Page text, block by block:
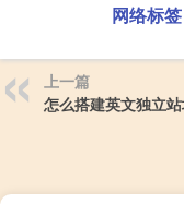
网络标签
上一篇
怎么搭建英文独立